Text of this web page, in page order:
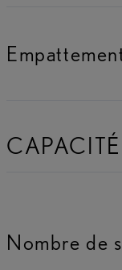
Nombre de